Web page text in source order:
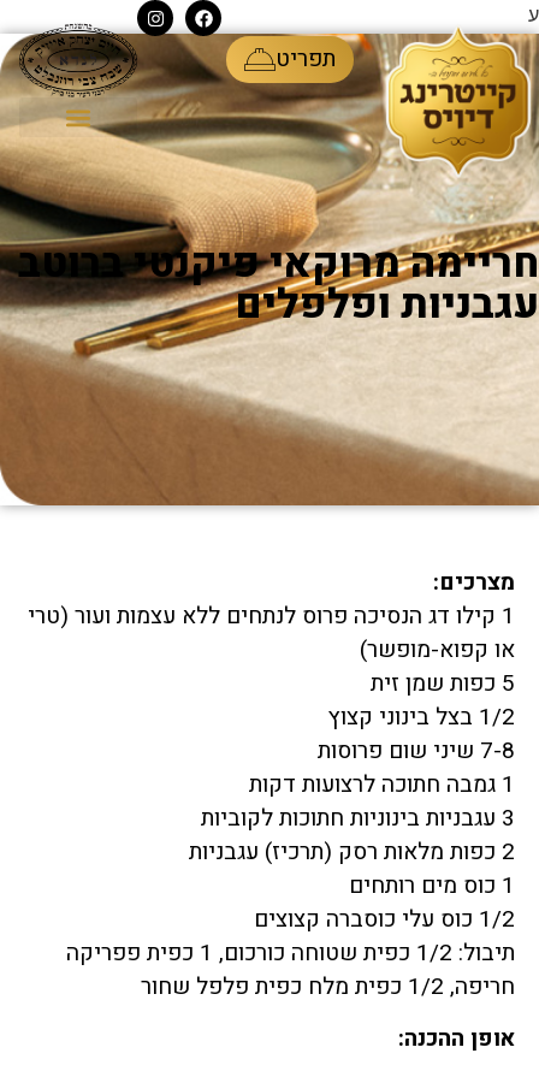
ע
תפריט
חריימה מרוקאי פיקנטי ברוטב
עגבניות ופלפלים
מצרכים:
1 קילו דג הנסיכה פרוס לנתחים ללא עצמות ועור (טרי
או קפוא-מופשר)
5 כפות שמן זית
1/2 בצל בינוני קצוץ
7-8 שיני שום פרוסות
1 גמבה חתוכה לרצועות דקות
3 עגבניות בינוניות חתוכות לקוביות
2 כפות מלאות רסק (תרכיז) עגבניות
1 כוס מים רותחים
1/2 כוס עלי כוסברה קצוצים
תיבול: 1/2 כפית שטוחה כורכום, 1 כפית פפריקה
חריפה, 1/2 כפית מלח כפית פלפל שחור
אופן ההכנה: